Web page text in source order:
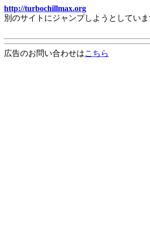
http://turbochillmax.org
別のサイトにジャンプしようとしてい
広告のお問い合わせはこちら